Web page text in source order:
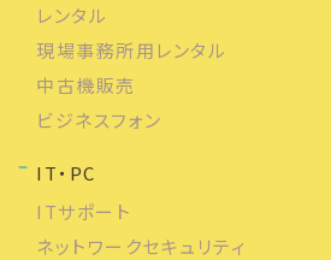
レンタル
現場事務所用レンタル
中古機販売
ビジネスフォン
IT・PC
ITサポート
ネットワークセキュリティ